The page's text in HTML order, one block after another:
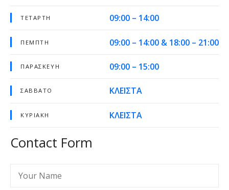
ΤΕΤΆΡΤΗ 09:00 – 14:00
ΠΈΜΠΤΗ 09:00 – 14:00 & 18:00 – 21:00
ΠΑΡΑΣΚΕΥΉ 09:00 – 15:00
ΣΆΒΒΑΤΟ ΚΛΕΙΣΤΑ
ΚΥΡΙΑΚΉ ΚΛΕΙΣΤΑ
Contact Form